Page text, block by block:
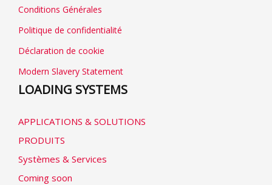
Conditions Générales
Politique de confidentialité
Déclaration de cookie
Modern Slavery Statement
LOADING SYSTEMS
APPLICATIONS & SOLUTIONS
PRODUITS
Systèmes & Services
Coming soon